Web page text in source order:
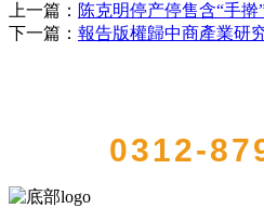
上一篇： 陈克明停产停售含“手擀
下一篇： 報告版權歸中商產業研
0312-